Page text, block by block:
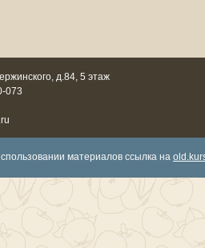
д.84, 5 этаж
073
материалов ссылка на